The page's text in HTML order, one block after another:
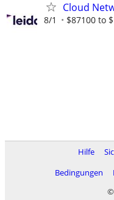
Cloud
8/1 $87100 to
Hilfe
Bedingungen
©